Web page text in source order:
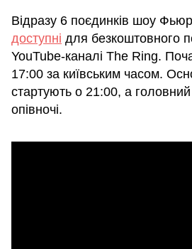
Відразу 6 поєдинків шоу
доступні для безкоштовного
YouTube-каналі The Ring.
17:00 за київським часом.
стартують о 21:00, а
опівночі.